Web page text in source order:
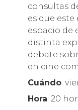
consultas
es que
espacio de
distinta
debate
en cine
Cuándo:
Hora: 20